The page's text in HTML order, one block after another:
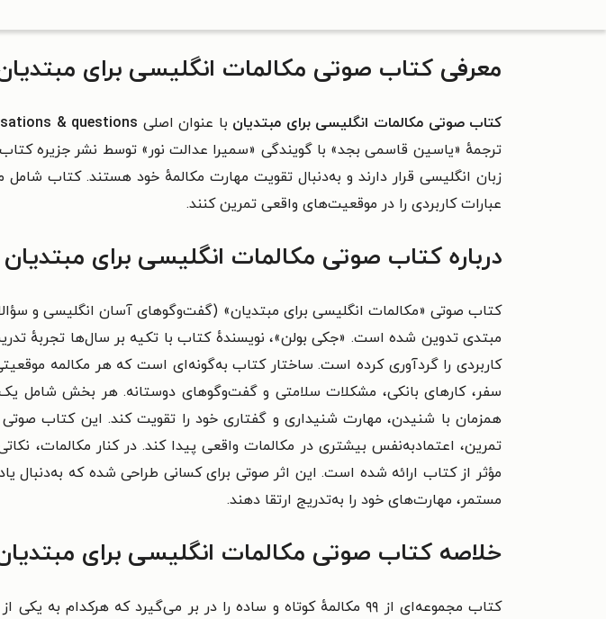
معرفی کتاب صوتی مکالمات انگلیسی برای
کتاب صوتی مکالمات انگلیسی برای مبتدیان با عنوان اصلی & questions
ترجمهٔ «یاسین قاسمی بجد» با گویندگی «سمیرا عدالت نور» توسط نشر جزیره
زبان انگلیسی قرار دارند و به‌دنبال تقویت مهارت مکالمهٔ خود هستند. کتاب
عبارات کاربردی را در موقعیت‌های واقعی تمرین کنند.
درباره کتاب صوتی مکالمات انگلیسی برای
کتاب صوتی «مکالمات انگلیسی برای مبتدیان» (گفت‌وگوهای آسان انگلیسی و
مبتدی تدوین شده است. «جکی بولن»، نویسندهٔ کتاب با تکیه‌ بر سال‌ها تجربهٔ
کاربردی را گردآوری کرده است. ساختار کتاب به‌گونه‌ای است که هر مکالمه
سفر، کارهای بانکی، مشکلات سلامتی و گفت‌وگوهای دوستانه. هر بخش شامل
همزمان با شنیدن، مهارت شنیداری و گفتاری خود را تقویت کند. این کتاب
تمرین، اعتمادبه‌نفس بیشتری در مکالمات واقعی پیدا کند. در کنار مکالمات،
مؤثر از کتاب ارائه شده است. این اثر صوتی برای کسانی طراحی شده که به‌دنبال
مستمر، مهارت‌های خود را به‌تدریج ارتقا دهند.
خلاصه کتاب صوتی مکالمات انگلیسی برای
کتاب مجموعه‌ای از ۹۹ مکالمهٔ کوتاه و ساده را در بر می‌گیرد که